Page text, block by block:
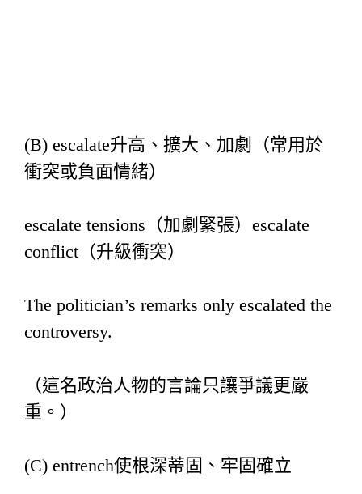
(B) escalate升高、擴大、加劇（常用於
衝突或負面情緒）
escalate tensions（加劇緊張）escalate
conflict（升級衝突）
The politician’s remarks only escalated the
controversy.
（這名政治人物的言論只讓爭議更嚴
重。）
(C) entrench使根深蒂固、牢固確立